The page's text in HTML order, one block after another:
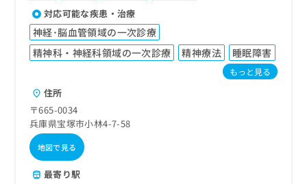
対応可能な疾患・治療
神経･脳血管領域の一次診療
精神科・神経科領域の一次診療
精神療法 睡眠障害
もっと見る
住所
〒665-0034
兵庫県宝塚市小林4-7-58
地図で見る
最寄り駅